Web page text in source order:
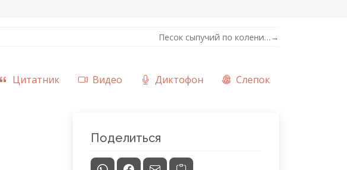
Песок сыпучий по колени… →
Цитатник Видео Диктофон Слепок
Поделиться